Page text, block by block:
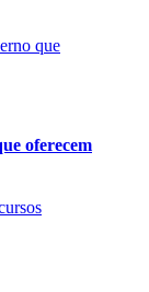
oferecem